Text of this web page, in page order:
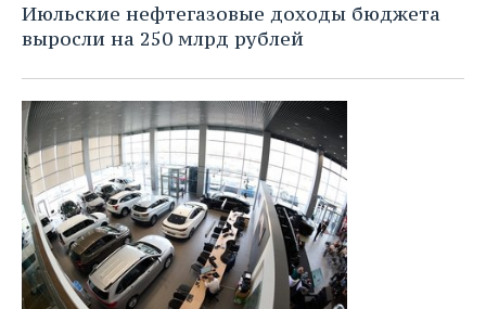
Июльские нефтегазовые доходы бюджета
выросли на 250 млрд рублей